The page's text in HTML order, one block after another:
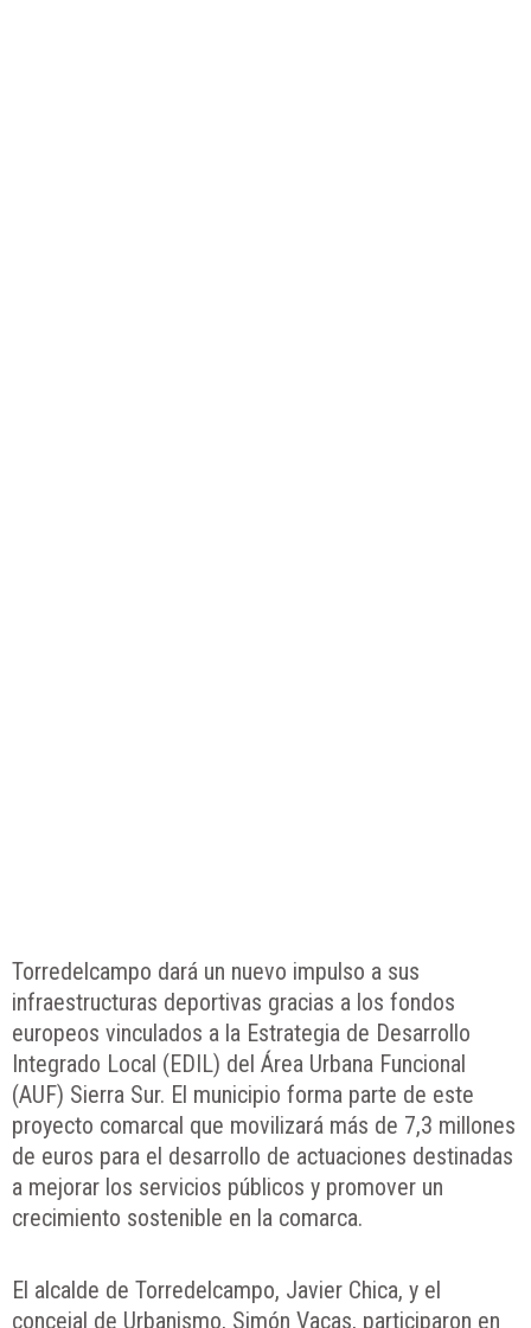
Torredelcampo dará un nuevo impulso a sus
infraestructuras deportivas gracias a los fondos
europeos vinculados a la Estrategia de Desarrollo
Integrado Local (EDIL) del Área Urbana Funcional
(AUF) Sierra Sur. El municipio forma parte de este
proyecto comarcal que movilizará más de 7,3 millones
de euros para el desarrollo de actuaciones destinadas
a mejorar los servicios públicos y promover un
crecimiento sostenible en la comarca.
El alcalde de Torredelcampo, Javier Chica, y el
concejal de Urbanismo, Simón Vacas, participaron en